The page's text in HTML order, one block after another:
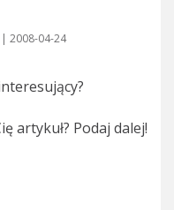
| 2008-04-24
artykuł? Podaj dalej!